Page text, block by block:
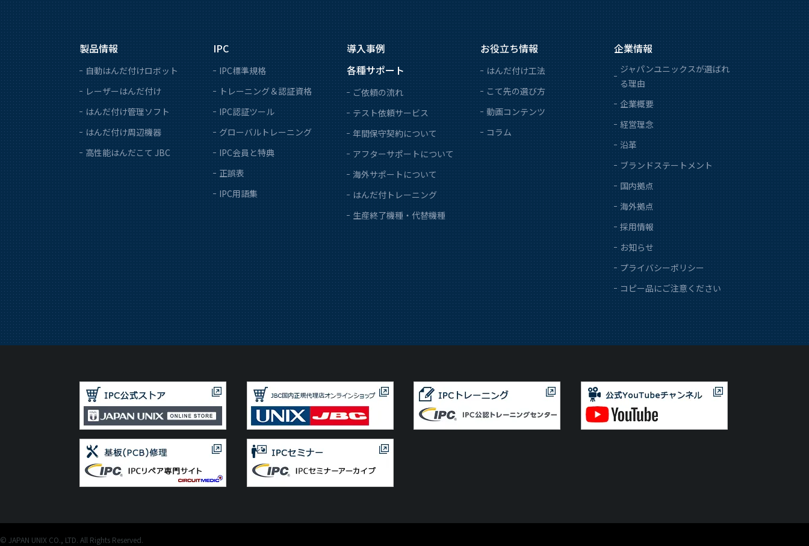
製品情報
自動はんだ付けロボット
レーザーはんだ付け
はんだ付け管理ソフト
はんだ付け周辺機器
高性能はんだこて JBC
IPC
IPC標準規格
トレーニング＆認証資格
IPC認証ツール
グローバルトレーニング
IPC会員と特典
正誤表
IPC用語集
導入事例
各種サポート
ご依頼の流れ
テスト依頼サービス
年間保守契約について
アフターサポートについて
海外サポートについて
はんだ付トレーニング
生産終了機種・代替機種
お役立ち情報
はんだ付け工法
こて先の選び方
動画コンテンツ
コラム
企業情報
ジャパンユニックスが選ばれ
る理由
企業概要
経営理念
沿革
ブランドステートメント
国内拠点
海外拠点
採用情報
お知らせ
プライバシーポリシー
コピー品にご注意ください
© JAPAN UNIX CO., LTD. All Rights Reserved.